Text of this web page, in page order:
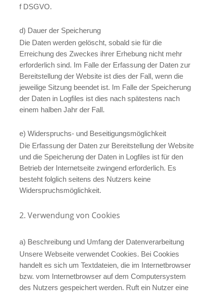
f DSGVO.
d) Dauer der Speicherung
Die Daten werden gelöscht, sobald sie für die
Erreichung des Zweckes ihrer Erhebung nicht mehr
erforderlich sind. Im Falle der Erfassung der Daten zur
Bereitstellung der Website ist dies der Fall, wenn die
jeweilige Sitzung beendet ist. Im Falle der Speicherung
der Daten in Logfiles ist dies nach spätestens nach
einem halben Jahr der Fall.
e) Widerspruchs- und Beseitigungsmöglichkeit
Die Erfassung der Daten zur Bereitstellung der Website
und die Speicherung der Daten in Logfiles ist für den
Betrieb der Internetseite zwingend erforderlich. Es
besteht folglich seitens des Nutzers keine
Widerspruchsmöglichkeit.
2. Verwendung von Cookies
a) Beschreibung und Umfang der Datenverarbeitung
Unsere Webseite verwendet Cookies. Bei Cookies
handelt es sich um Textdateien, die im Internetbrowser
bzw. vom Internetbrowser auf dem Computersystem
des Nutzers gespeichert werden. Ruft ein Nutzer eine